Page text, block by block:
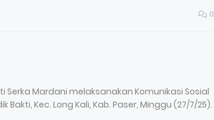
0
Serka Mardani melaksanakan Komunikasi Sosial
Kec. Long Kali, Kab. Paser, Minggu (27/7/25).